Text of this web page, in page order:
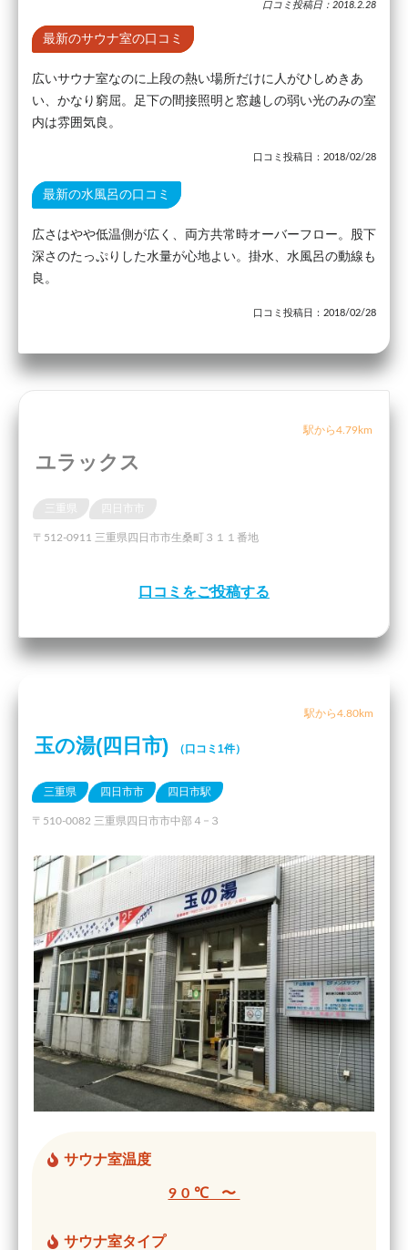
口コミ投稿日：2018.2.28
最新のサウナ室の口コミ
広いサウナ室なのに上段の熱い場所だけに人がひしめきあ
い、かなり窮屈。足下の間接照明と窓越しの弱い光のみの室
内は雰囲気良。
口コミ投稿日：2018/02/28
最新の水風呂の口コミ
広さはやや低温側が広く、両方共常時オーバーフロー。股下
深さのたっぷりした水量が心地よい。掛水、水風呂の動線も
良。
口コミ投稿日：2018/02/28
駅から4.79km
ユラックス
〒512-0911 三重県四日市市生桑町３１１番地
口コミをご投稿する
駅から4.80km
玉の湯(四日市) （口コミ1件）
三重県 四日市市 四日市駅
〒510-0082 三重県四日市市中部４−３
サウナ室温度
90℃ 〜
サウナ室タイプ